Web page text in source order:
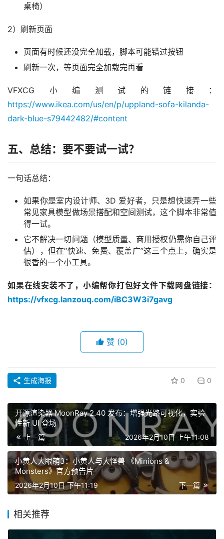
桌椅）
2）刷新页面
页面有时候还没完全加载，脚本可能错过按钮
刷新一次，等页面完全加载完再看
VFXCG小编测试的链接：
https://www.ikea.com/us/en/p/uppland-sofa-kilanda-
dark-blue-s79442482/#content
五、总结：要不要试一试？
一句话总结：
如果你是室内设计师、3D 爱好者，只是想快速弄一些
常见家具模型做场景搭配和空间测试，这个脚本非常值
得一试。
它不解决一切问题（模型质量、商用授权仍需你自己评
估），但在“快速、免费、覆盖广”这三个点上，确实是
很香的一个小工具。
如果在线安装不了，小编帮你打包好文件下载网盘链接：
https://vfxcg.lanzouq.com/iBC3W3i7gavg
赞 (0)
生成海报 0 0
开源渲染器 MoonRay 2.40 发布：增强光路可视化，实验
性新 UI 登场
上一篇 2026年2月10日 上午11:08
小黄人大眼萌3：小黄人与大怪兽 《Minions &
Monsters》官方预告片
下一篇
2026年2月10日 下午11:19
相关推荐